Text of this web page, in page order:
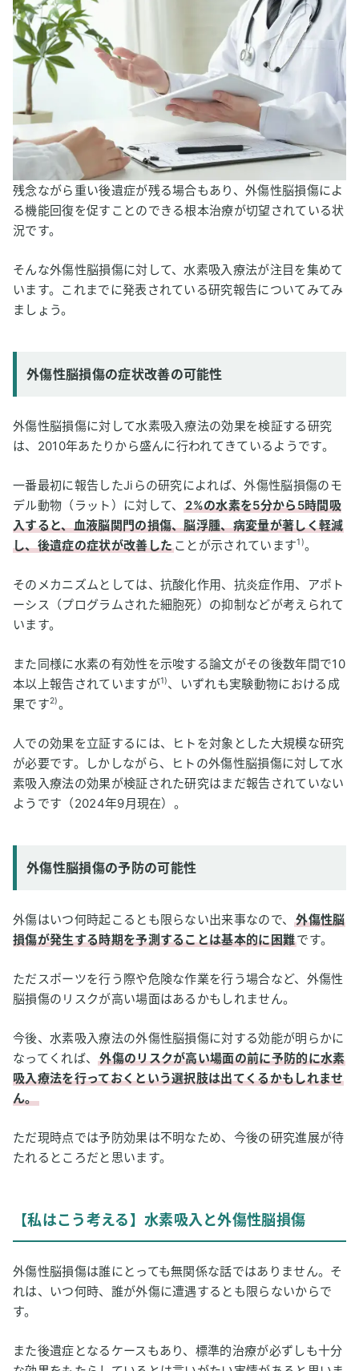
残念ながら重い後遺症が残る場合もあり、外傷性脳損傷によ
る機能回復を促すことのできる根本治療が切望されている状
況です。
そんな外傷性脳損傷に対して、水素吸入療法が注目を集めて
います。これまでに発表されている研究報告についてみてみ
ましょう。
外傷性脳損傷の症状改善の可能性
外傷性脳損傷に対して水素吸入療法の効果を検証する研究
は、2010年あたりから盛んに行われてきているようです。
一番最初に報告したJiらの研究によれば、外傷性脳損傷のモ
デル動物（ラット）に対して、2%の水素を5分から5時間吸
入すると、血液脳関門の損傷、脳浮腫、病変量が著しく軽減
し、後遺症の症状が改善した ことが示されています1)。
そのメカニズムとしては、抗酸化作用、抗炎症作用、アポト
ーシス（プログラムされた細胞死）の抑制などが考えられて
います。
また同様に水素の有効性を示唆する論文がその後数年間で10
本以上報告されていますが1)、いずれも実験動物における成
果です2)。
人での効果を立証するには、ヒトを対象とした大規模な研究
が必要です。しかしながら、ヒトの外傷性脳損傷に対して水
素吸入療法の効果が検証された研究はまだ報告されていない
ようです（2024年9月現在）。
外傷性脳損傷の予防の可能性
外傷はいつ何時起こるとも限らない出来事なので、外傷性脳
損傷が発生する時期を予測することは基本的に困難です。
ただスポーツを行う際や危険な作業を行う場合など、外傷性
脳損傷のリスクが高い場面はあるかもしれません。
今後、水素吸入療法の外傷性脳損傷に対する効能が明らかに
なってくれば、外傷のリスクが高い場面の前に予防的に水素
吸入療法を行っておくという選択肢は出てくるかもしれませ
ん。
ただ現時点では予防効果は不明なため、今後の研究進展が待
たれるところだと思います。
【私はこう考える】水素吸入と外傷性脳損傷
外傷性脳損傷は誰にとっても無関係な話ではありません。そ
れは、いつ何時、誰が外傷に遭遇するとも限らないからで
す。
また後遺症となるケースもあり、標準的治療が必ずしも十分